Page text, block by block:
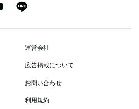
運営会社
広告掲載について
お問い合わせ
利用規約